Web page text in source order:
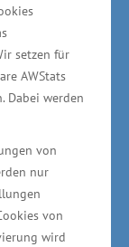
setzen für
AWStats
Dabei werden
von
nur
von
wird
Natur ©